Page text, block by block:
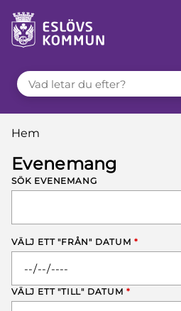
till innehåll
VAD LETAR DU EFTER?
Du är här:
Hem
Evenemang
SÖK EVENEMANG
VÄLJ ETT "FRÅN" DATUM *
VÄLJ ETT "TILL" DATUM *